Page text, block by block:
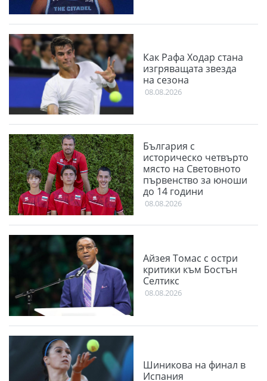
Как Рафа Ходар стана
изгряващата звезда
на сезона
08.08.2026
България с
историческо четвърто
място на Световното
първенство за юноши
до 14 години
08.08.2026
Айзея Томас с остри
критики към Бостън
Селтикс
08.08.2026
Шиникова на финал в
Испания